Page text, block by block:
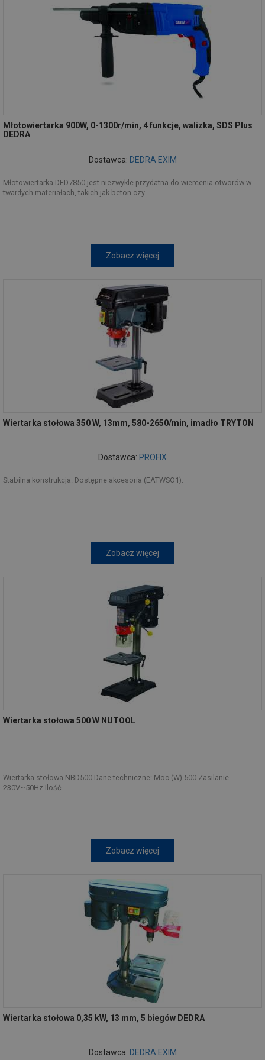
Młotowiertarka 900W, 0-1300r/min, 4 funkcje, walizka, SDS Plus
DEDRA
Dostawca: DEDRA EXIM
Młotowiertarka DED7850 jest niezwykle przydatna do wiercenia otworów w
twardych materiałach, takich jak beton czy...
Zobacz więcej
Wiertarka stołowa 350 W, 13mm, 580-2650/min, imadło TRYTON
Dostawca: PROFIX
Stabilna konstrukcja. Dostępne akcesoria (EATWSO1).
Zobacz więcej
Wiertarka stołowa 500 W NUTOOL
Wiertarka stołowa NBD500 Dane techniczne: Moc (W) 500 Zasilanie
230V~50Hz Ilość...
Zobacz więcej
Wiertarka stołowa 0,35 kW, 13 mm, 5 biegów DEDRA
Dostawca: DEDRA EXIM